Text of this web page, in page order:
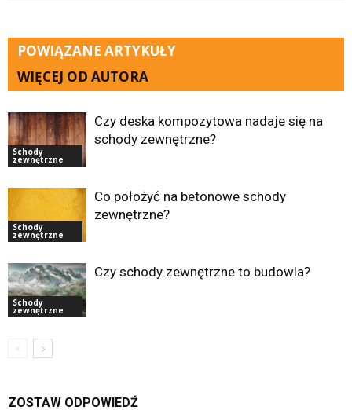
POWIĄZANE ARTYKUŁY
WIĘCEJ OD AUTORA
Schody
zewnętrzne
Czy deska kompozytowa nadaje się na
schody zewnętrzne?
Schody
zewnętrzne
Co położyć na betonowe schody
zewnętrzne?
Schody
zewnętrzne
Czy schody zewnętrzne to budowla?
ZOSTAW ODPOWIEDŹ